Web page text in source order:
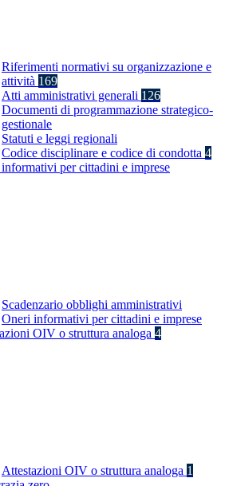
Riferimenti normativi su organizzazione e
attività 169
Atti amministrativi generali 126
Documenti di programmazione strategico-
gestionale
Statuti e leggi regionali
Codice disciplinare e codice di condotta 4
per cittadini e imprese
Scadenzario obblighi amministrativi
Oneri informativi per cittadini e imprese
OIV o struttura analoga 4
Attestazioni OIV o struttura analoga 1